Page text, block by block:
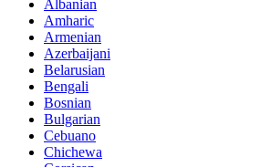
Albanian
Amharic
Armenian
Azerbaijani
Belarusian
Bengali
Bosnian
Bulgarian
Cebuano
Chichewa